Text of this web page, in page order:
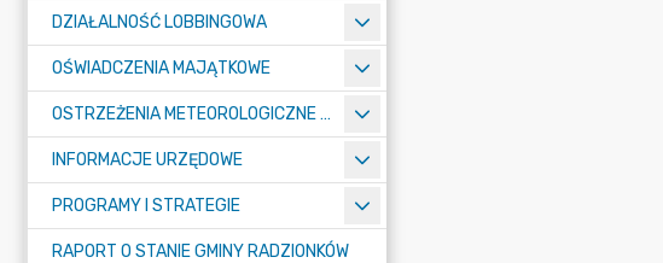
DZIAŁALNOŚĆ LOBBINGOWA
OŚWIADCZENIA MAJĄTKOWE
OSTRZEŻENIA METEOROLOGICZNE O ZŁYM STANIE POWIETRZA I INNE
INFORMACJE URZĘDOWE
PROGRAMY I STRATEGIE
RAPORT O STANIE GMINY RADZIONKÓW